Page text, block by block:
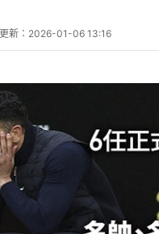
更新： 2026-01-06 13:16